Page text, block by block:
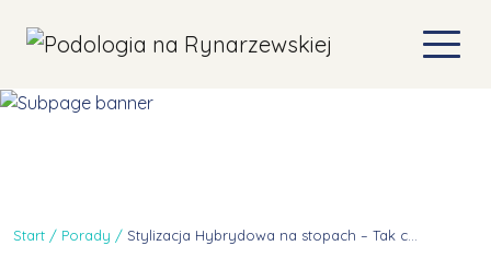
Start Porady Stylizacja Hybrydowa na stopach – Tak czy Nie?